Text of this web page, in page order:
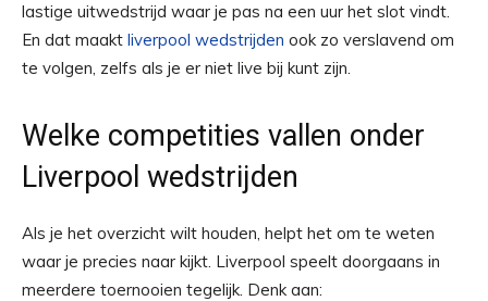
lastige uitwedstrijd waar je pas na een uur het slot vindt.
En dat maakt liverpool wedstrijden ook zo verslavend om
te volgen, zelfs als je er niet live bij kunt zijn.
Welke competities vallen onder
Liverpool wedstrijden
Als je het overzicht wilt houden, helpt het om te weten
waar je precies naar kijkt. Liverpool speelt doorgaans in
meerdere toernooien tegelijk. Denk aan: